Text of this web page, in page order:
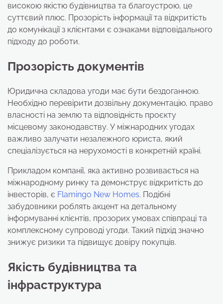
високою якістю будівництва та благоустрою, це
суттєвий плюс. Прозорість інформації та відкритість
до комунікації з клієнтами є ознаками відповідального
підходу до роботи.
Прозорість документів
Юридична складова угоди має бути бездоганною.
Необхідно перевірити дозвільну документацію, право
власності на землю та відповідність проєкту
місцевому законодавству. У міжнародних угодах
важливо залучати незалежного юриста, який
спеціалізується на нерухомості в конкретній країні.
Прикладом компанії, яка активно розвивається на
міжнародному ринку та демонструє відкритість до
інвесторів, є Flamingo New Homes. Подібні
забудовники роблять акцент на детальному
інформуванні клієнтів, прозорих умовах співпраці та
комплексному супроводі угоди. Такий підхід значно
знижує ризики та підвищує довіру покупців.
Якість будівництва та
інфраструктура